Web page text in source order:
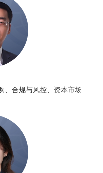
、合规与风控、资本市场